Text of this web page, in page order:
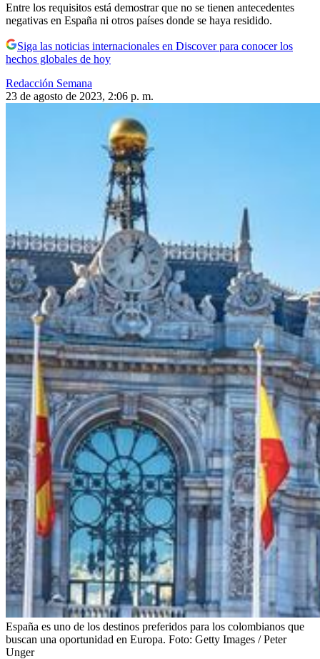
Entre los requisitos está demostrar que no se tienen antecedentes
negativas en España ni otros países donde se haya residido.
Siga las noticias internacionales en Discover para conocer los
hechos globales de hoy
Redacción Semana
23 de agosto de 2023, 2:06 p. m.
España es uno de los destinos preferidos para los colombianos que
buscan una oportunidad en Europa. Foto: Getty Images / Peter
Unger